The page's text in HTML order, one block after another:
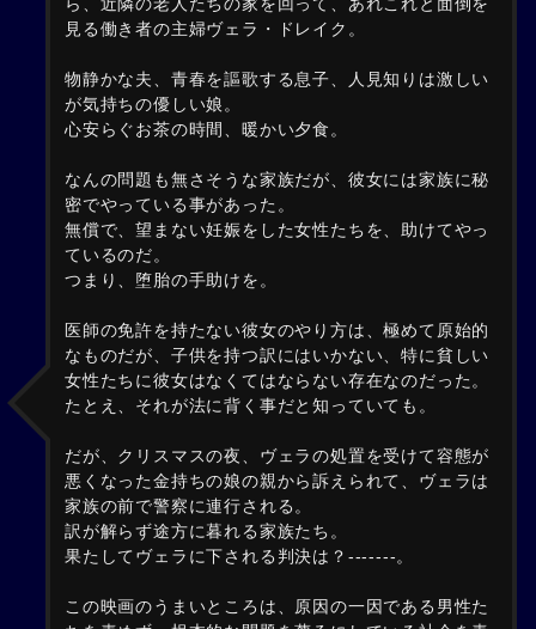
ら、近隣の老人たちの家を回って、あれこれと面倒を
見る働き者の主婦ヴェラ・ドレイク。
物静かな夫、青春を謳歌する息子、人見知りは激しい
が気持ちの優しい娘。
心安らぐお茶の時間、暖かい夕食。
なんの問題も無さそうな家族だが、彼女には家族に秘
密でやっている事があった。
無償で、望まない妊娠をした女性たちを、助けてやっ
ているのだ。
つまり、堕胎の手助けを。
医師の免許を持たない彼女のやり方は、極めて原始的
なものだが、子供を持つ訳にはいかない、特に貧しい
女性たちに彼女はなくてはならない存在なのだった。
たとえ、それが法に背く事だと知っていても。
だが、クリスマスの夜、ヴェラの処置を受けて容態が
悪くなった金持ちの娘の親から訴えられて、ヴェラは
家族の前で警察に連行される。
訳が解らず途方に暮れる家族たち。
果たしてヴェラに下される判決は？-------。
この映画のうまいところは、原因の一因である男性た